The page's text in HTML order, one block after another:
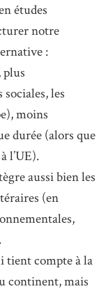
études
notre
:
les
moins
durée (alors que
l’UE).
aussi bien les
(en
tient compte à la
continent, mais